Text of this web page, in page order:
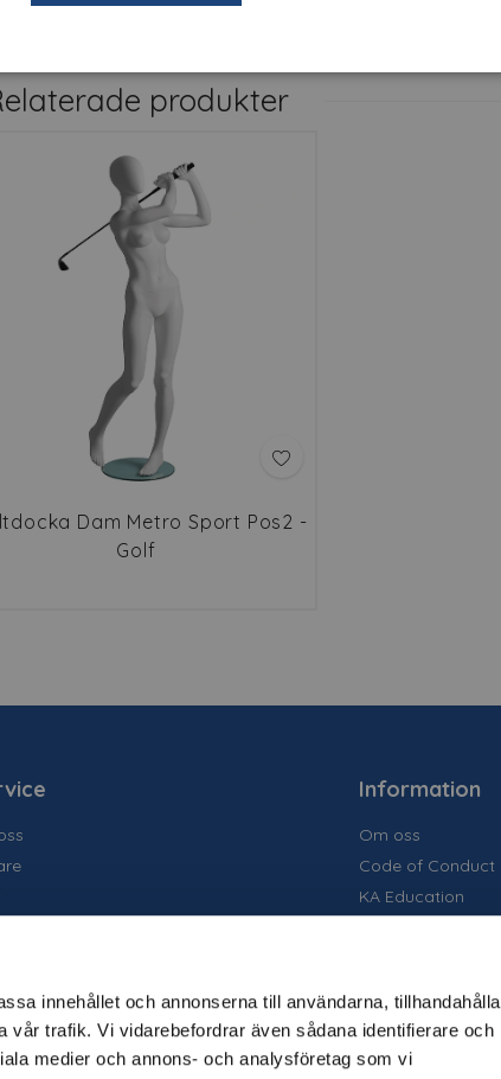
innehållet och annonserna till användarna, tillhandahålla
vår trafik. Vi vidarebefordrar även sådana identifierare och
medier och annons- och analysföretag som vi
produkter
Dam Metro Sport Pos2 -
Golf
Information
Om oss
Code of Conduct
KA Education
Tidigare projekt
Tjänster
Varumärken